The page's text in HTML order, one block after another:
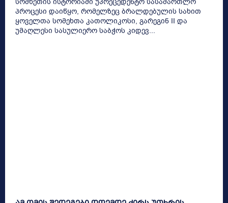
პროცესი დაიწყო, რომელზეც ბრალდებულის სახით
ყოველთა სომეხთა კათოლიკოსი, გარეგინ II და
უმაღლესი სასულიერო საბჭოს კიდევ...